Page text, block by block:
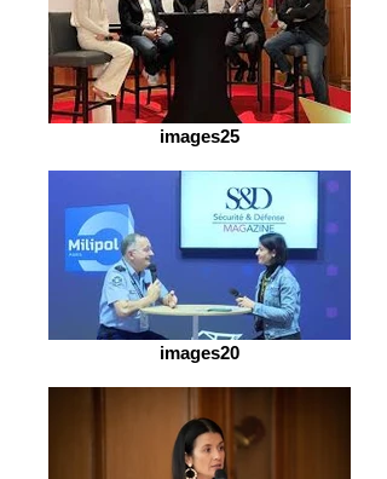
images25
images20